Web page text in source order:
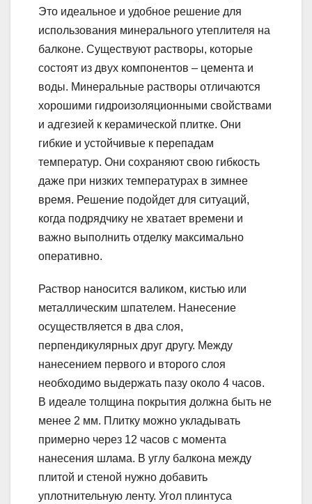
Это идеальное и удобное решение для
использования минерального утеплителя на
балконе. Существуют растворы, которые
состоят из двух компонентов – цемента и
воды. Минеральные растворы отличаются
хорошими гидроизоляционными свойствами
и адгезией к керамической плитке. Они
гибкие и устойчивые к перепадам
температур. Они сохраняют свою гибкость
даже при низких температурах в зимнее
время. Решение подойдет для ситуаций,
когда подрядчику не хватает времени и
важно выполнить отделку максимально
оперативно.
Раствор наносится валиком, кистью или
металлическим шпателем. Нанесение
осуществляется в два слоя,
перпендикулярных друг другу. Между
нанесением первого и второго слоя
необходимо выдержать пазу около 4 часов.
В идеале толщина покрытия должна быть не
менее 2 мм. Плитку можно укладывать
примерно через 12 часов с момента
нанесения шлама. В углу балкона между
плитой и стеной нужно добавить
уплотнительную ленту. Угол плинтуса